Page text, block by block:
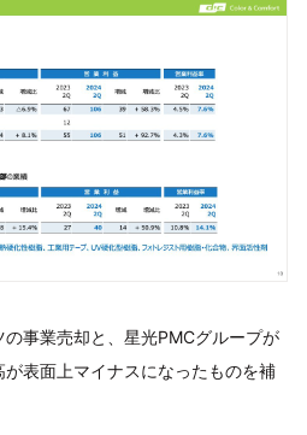
事業売却と、星光PMCグループが
表面上マイナスになったものを補